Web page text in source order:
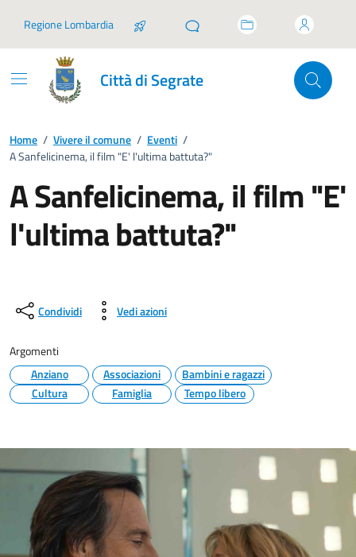
Regione Lombardia
Città di Segrate
Home / Vivere il comune / Eventi /
A Sanfelicinema, il film "E' l'ultima battuta?"
A Sanfelicinema, il film "E'
l'ultima battuta?"
Condividi Vedi azioni
Argomenti
Anziano
Associazioni
Bambini e ragazzi
Cultura
Famiglia Tempo libero